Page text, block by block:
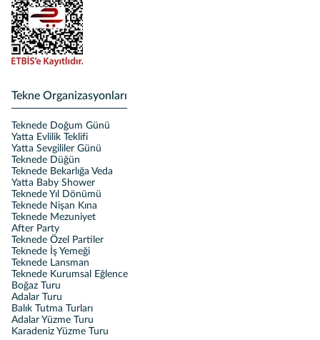
Tekne Organizasyonları
Teknede Doğum Günü
Yatta Evlilik Teklifi
Yatta Sevgililer Günü
Teknede Düğün
Teknede Bekarlığa Veda
Yatta Baby Shower
Teknede Yıl Dönümü
Teknede Nişan Kına
Teknede Mezuniyet
After Party
Teknede Özel Partiler
Teknede İş Yemeği
Teknede Lansman
Teknede Kurumsal Eğlence
Boğaz Turu
Adalar Turu
Balık Tutma Turları
Adalar Yüzme Turu
Karadeniz Yüzme Turu